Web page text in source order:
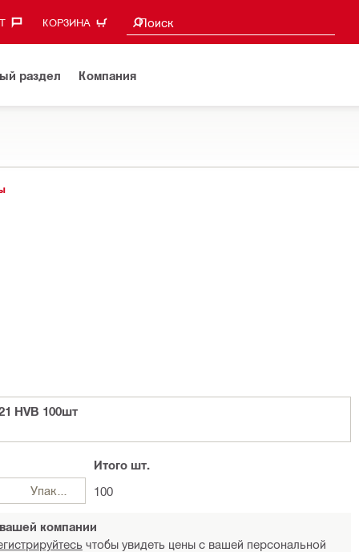
КОРЗИНА Поиск
Поиск предложений
раздел Компания
HVB 100шт
Упаковка
Итого шт.
100
компании
чтобы увидеть цены с вашей персональной